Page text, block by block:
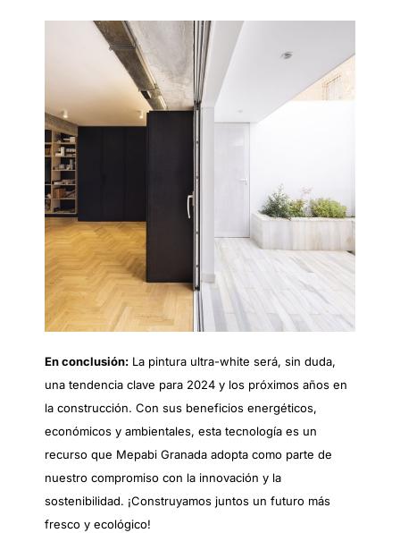
En conclusión: La pintura ultra-white será, sin duda,
una tendencia clave para 2024 y los próximos años en
la construcción. Con sus beneficios energéticos,
económicos y ambientales, esta tecnología es un
recurso que Mepabi Granada adopta como parte de
nuestro compromiso con la innovación y la
sostenibilidad. ¡Construyamos juntos un futuro más
fresco y ecológico!